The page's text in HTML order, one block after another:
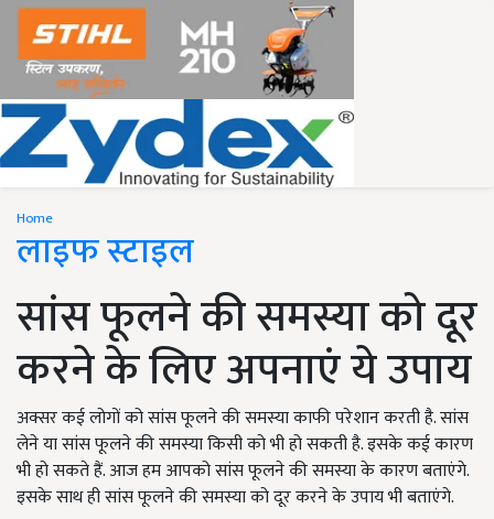
Home
लाइफ स्टाइल
सांस फूलने की समस्या को दूर
करने के लिए अपनाएं ये उपाय
अक्सर कई लोगों को सांस फूलने की समस्या काफी परेशान करती है. सांस
लेने या सांस फूलने की समस्या किसी को भी हो सकती है. इसके कई कारण
भी हो सकते हैं. आज हम आपको सांस फूलने की समस्या के कारण बताएंगे.
इसके साथ ही सांस फूलने की समस्या को दूर करने के उपाय भी बताएंगे.